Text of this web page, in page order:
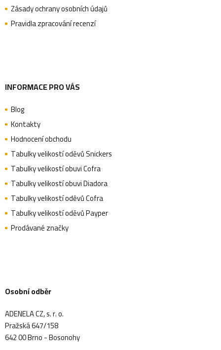
Zásady ochrany osobních údajů
Pravidla zpracování recenzí
INFORMACE PRO VÁS
Blog
Kontakty
Hodnocení obchodu
Tabulky velikostí oděvů Snickers
Tabulky velikostí obuvi Cofra
Tabulky velikostí obuvi Diadora
Tabulky velikostí oděvů Cofra
Tabulky velikostí oděvů Payper
Prodávané značky
Osobní odběr
ADENELA CZ, s. r. o.
Pražská 647/158
642 00 Brno - Bosonohy